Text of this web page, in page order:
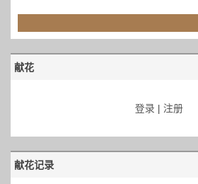
献花
登录 | 注册
献花记录